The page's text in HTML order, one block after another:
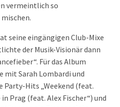
vermeintlich so
seine eingängigen Club-Mixe
der Musik-Visionär dann
Für das Album
mit Sarah Lombardi und
Party-Hits „Weekend (feat.
Prag (feat. Alex Fischer“) und